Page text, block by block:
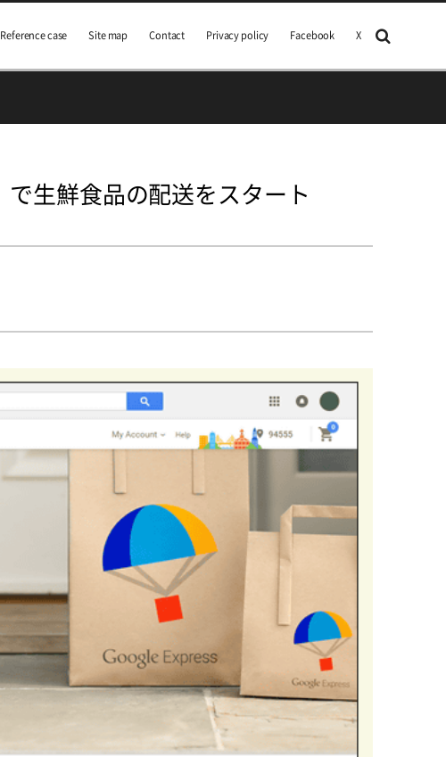
Reference case Site map Contact Privacy policy Facebook X
生鮮食品の配送をスタート